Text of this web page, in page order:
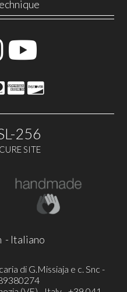
256
SITE
- Italiano
di G.Missiaja e c. Snc -